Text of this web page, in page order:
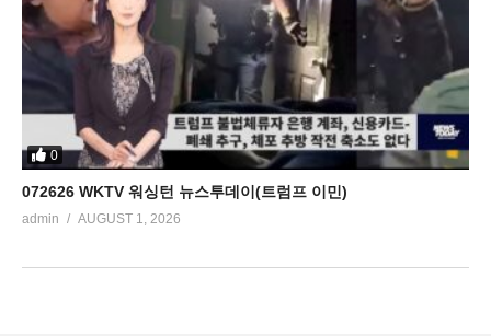
0
072626 WKTV 워싱턴 뉴스투데이(트럼프 이민)
admin AUGUST 1, 2026